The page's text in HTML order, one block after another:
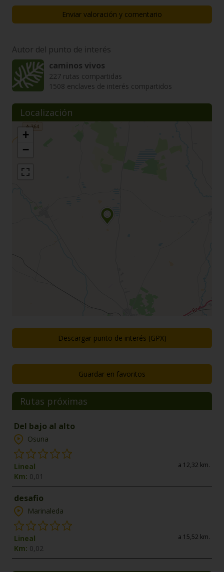
Enviar valoración y comentario
Autor del punto de interés
caminos vivos
227 rutas compartidas
1508 enclaves de interés compartidos
Localización
+
−
Descargar punto de interés (GPX)
Guardar en favoritos
Rutas próximas
Del bajo al alto
Osuna
Lineal
Km: 0,01
a 12,32 km.
desafio
Marinaleda
Lineal
Km: 0,02
a 15,52 km.